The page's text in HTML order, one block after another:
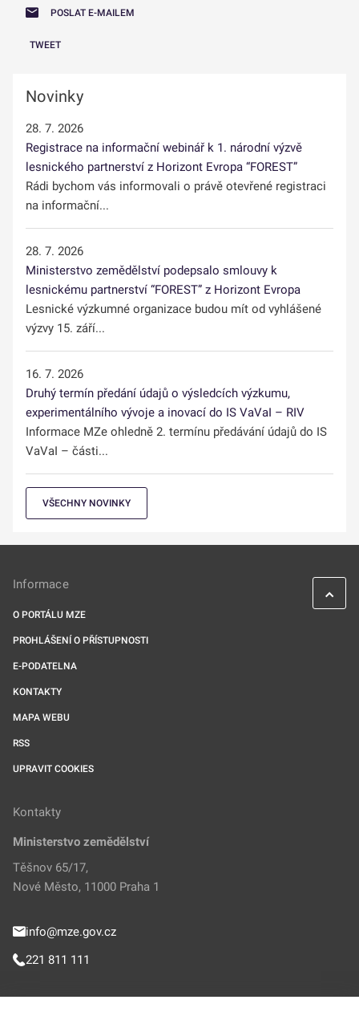
POSLAT E-MAILEM
TWEET
Novinky
28. 7. 2026
Registrace na informační webinář k 1. národní výzvě
lesnického partnerství z Horizont Evropa “FOREST”
Rádi bychom vás informovali o právě otevřené registraci
na informační...
28. 7. 2026
Ministerstvo zemědělství podepsalo smlouvy k
lesnickému partnerství “FOREST” z Horizont Evropa
Lesnické výzkumné organizace budou mít od vyhlášené
výzvy 15. září...
16. 7. 2026
Druhý termín předání údajů o výsledcích výzkumu,
experimentálního vývoje a inovací do IS VaVaI – RIV
Informace MZe ohledně 2. termínu předávání údajů do IS
VaVaI – části...
VŠECHNY NOVINKY
Informace
O PORTÁLU MZE
PROHLÁŠENÍ O PŘÍSTUPNOSTI
E-PODATELNA
KONTAKTY
MAPA WEBU
RSS
UPRAVIT COOKIES
Kontakty
Ministerstvo zemědělství
Těšnov 65/17,
Nové Město, 11000 Praha 1
info@mze.gov.cz
221 811 111